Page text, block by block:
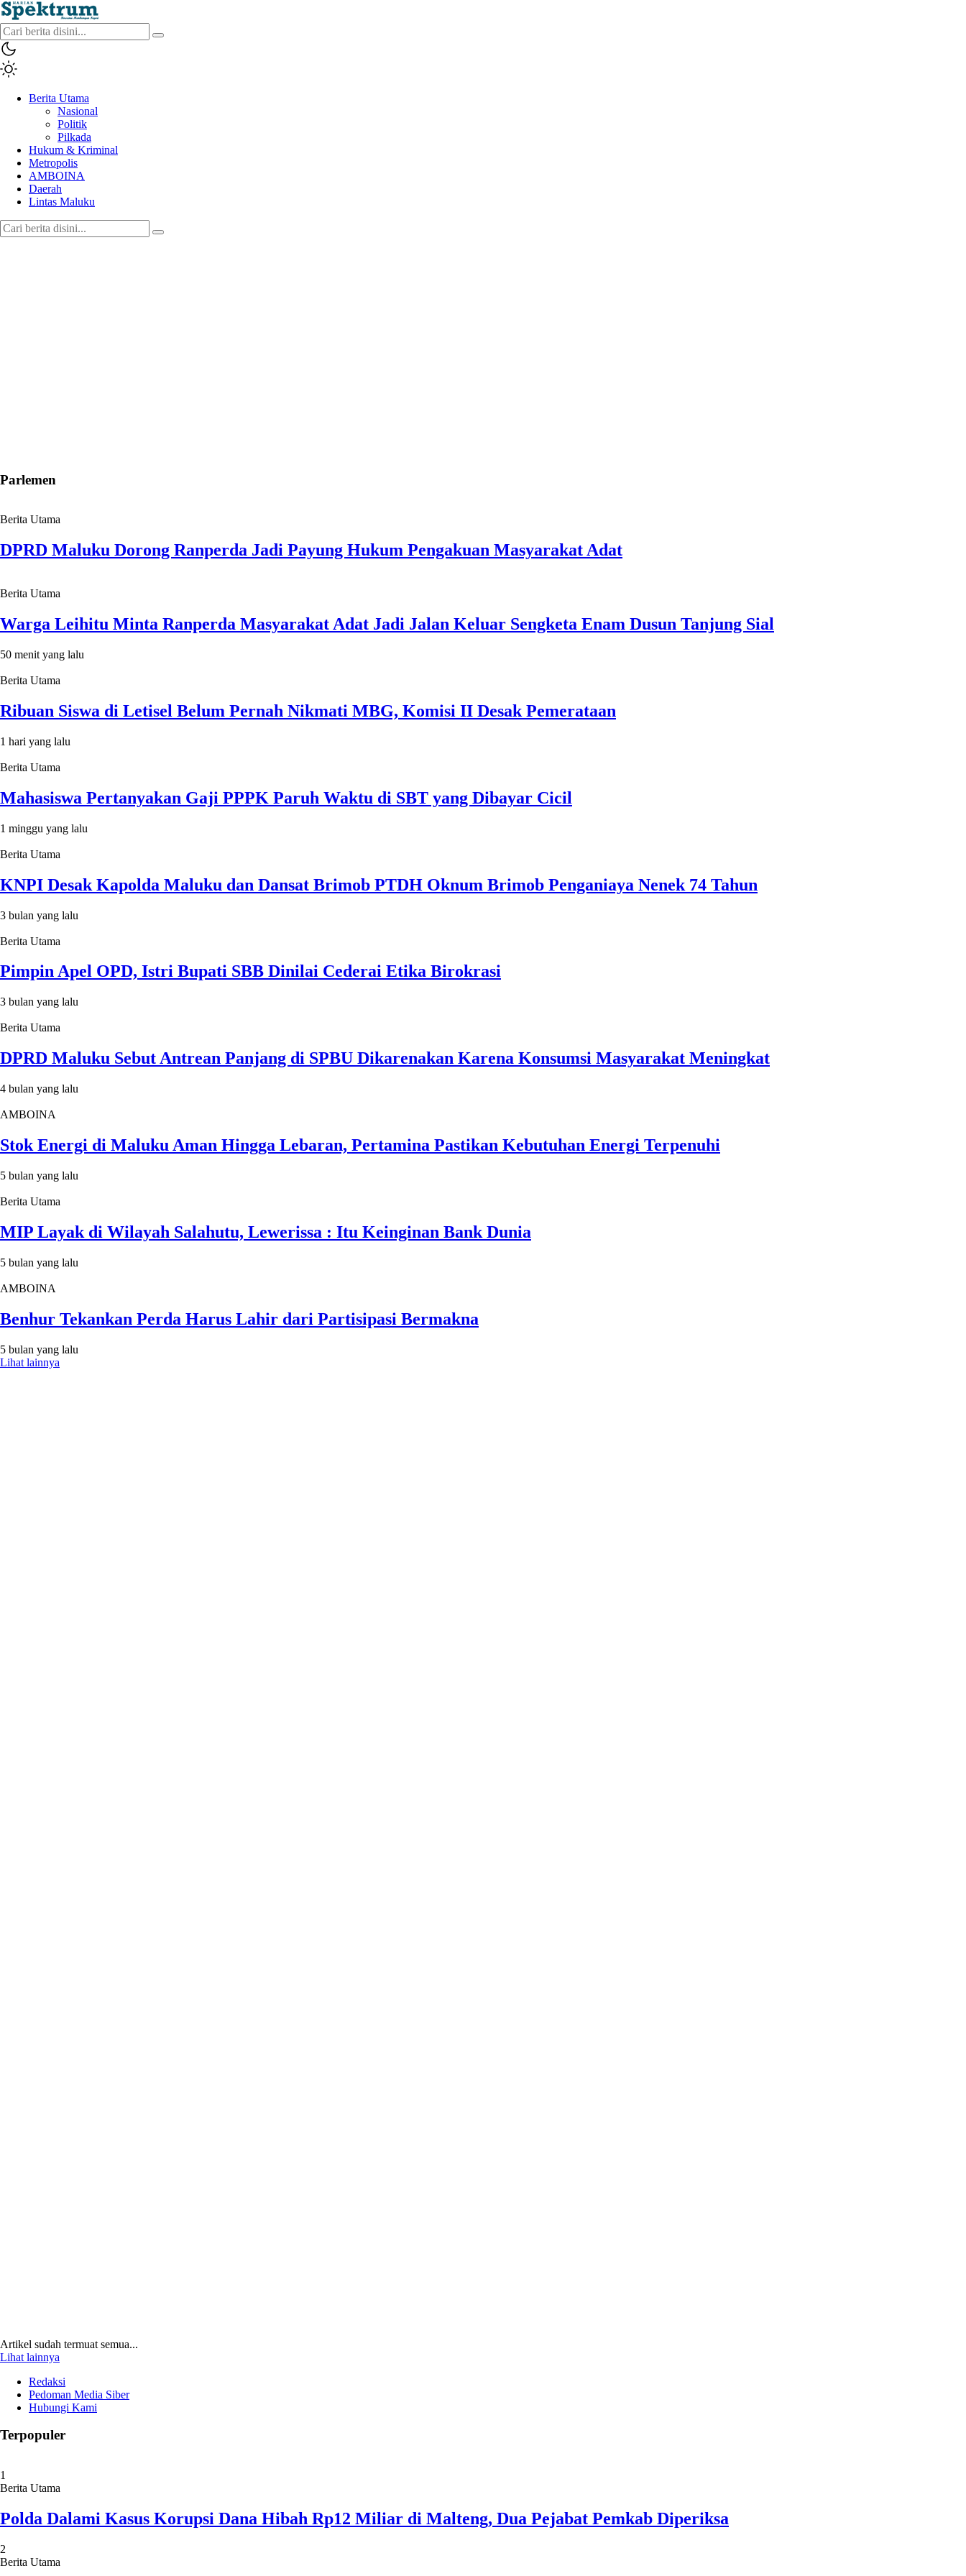
spektrumonline.com
Berita Utama
Nasional
Politik
Pilkada
Hukum & Kriminal
Metropolis
AMBOINA
Daerah
Lintas Maluku
Parlemen
Berita Utama
DPRD Maluku Dorong Ranperda Jadi Payung Hukum Pengakuan Masyarakat Adat
Berita Utama
Warga Leihitu Minta Ranperda Masyarakat Adat Jadi Jalan Keluar Sengketa Enam Dusun Tanjung Sial
50 menit yang lalu
Berita Utama
Ribuan Siswa di Letisel Belum Pernah Nikmati MBG, Komisi II Desak Pemerataan
1 hari yang lalu
Berita Utama
Mahasiswa Pertanyakan Gaji PPPK Paruh Waktu di SBT yang Dibayar Cicil
1 minggu yang lalu
Berita Utama
KNPI Desak Kapolda Maluku dan Dansat Brimob PTDH Oknum Brimob Penganiaya Nenek 74 Tahun
3 bulan yang lalu
Berita Utama
Pimpin Apel OPD, Istri Bupati SBB Dinilai Cederai Etika Birokrasi
3 bulan yang lalu
Berita Utama
DPRD Maluku Sebut Antrean Panjang di SPBU Dikarenakan Karena Konsumsi Masyarakat Meningkat
4 bulan yang lalu
AMBOINA
Stok Energi di Maluku Aman Hingga Lebaran, Pertamina Pastikan Kebutuhan Energi Terpenuhi
5 bulan yang lalu
Berita Utama
MIP Layak di Wilayah Salahutu, Lewerissa : Itu Keinginan Bank Dunia
5 bulan yang lalu
AMBOINA
Benhur Tekankan Perda Harus Lahir dari Partisipasi Bermakna
5 bulan yang lalu
Lihat lainnya
Artikel sudah termuat semua...
Lihat lainnya
Redaksi
Pedoman Media Siber
Hubungi Kami
Terpopuler
1
Berita Utama
Polda Dalami Kasus Korupsi Dana Hibah Rp12 Miliar di Malteng, Dua Pejabat Pemkab Diperiksa
2
Berita Utama